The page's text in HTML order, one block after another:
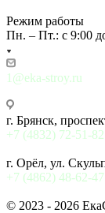
Режим работы
Пн. – Пт.: с 9:00
1@eka-stroy.ru
г. Брянск,
+7 (4832) 72-51-82
г. Орёл, ул.
+7 (4862) 48-62-47
© 2023 - 2026